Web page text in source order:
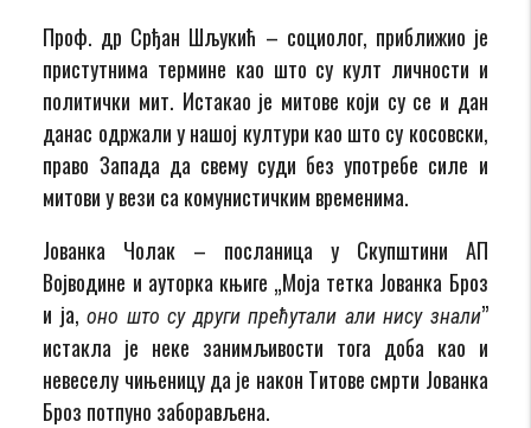
Проф. др Срђан Шљукић – социолог, приближио је
пристутнима термине као што су култ личности и
политички мит. Истакао је митове који су се и дан
данас одржали у нашој култури као што су косовски,
право Запада да свему суди без употребе силе и
митови у вези са комунистичким временима.
Јованка Чолак – посланица у Скупштини АП
Војводине и ауторка књиге „Моја тетка Јованка Броз
и ја,оно што су други прећутали али нису знали”
истакла је неке занимљивости тога доба као и
невеселу чињеницу да је након Титове смрти Јованка
Броз потпуно заборављена.